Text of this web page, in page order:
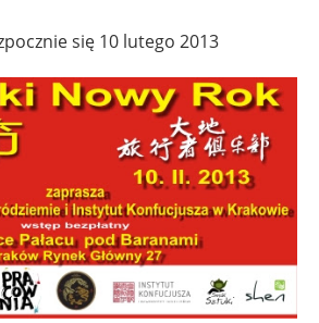
się 10 lutego 2013